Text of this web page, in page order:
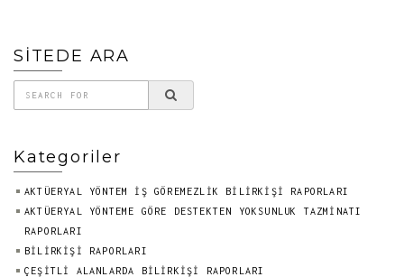
SİTEDE ARA
Kategoriler
AKTÜERYAL YÖNTEM İŞ GÖREMEZLIK BILIRKIŞI RAPORLARI
AKTÜERYAL YÖNTEME GÖRE DESTEKTEN YOKSUNLUK TAZMINATI
RAPORLARI
BILIRKIŞI RAPORLARI
ÇEŞİTLİ ALANLARDA BİLİRKİŞİ RAPORLARI